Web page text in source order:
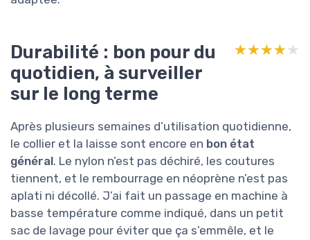
Durabilité : bon pour du
quotidien, à surveiller
sur le long terme
★★★★★
★★★★★
Après plusieurs semaines d’utilisation quotidienne,
le collier et la laisse sont encore en bon état
général. Le nylon n’est pas déchiré, les coutures
tiennent, et le rembourrage en néoprène n’est pas
aplati ni décollé. J’ai fait un passage en machine à
basse température comme indiqué, dans un petit
sac de lavage pour éviter que ça s’emmêle, et le